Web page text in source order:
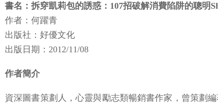
書名：拆穿凱莉包的誘惑：107招破解消費陷阱的聰明
作者：何躍青
出版社：好優文化
出版日期：2012/11/08
作者簡介
資深圖書策劃人，心靈與勵志類暢銷書作家，曾策劃